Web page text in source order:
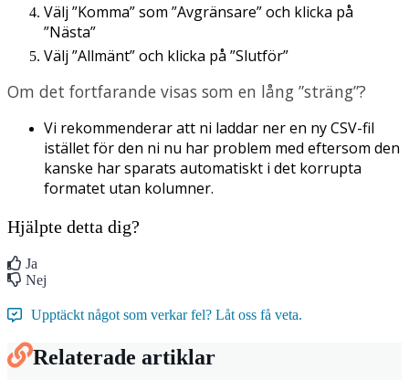
Välj ”Komma”som ”Avgränsare”och klicka på
”Nästa”
Välj ”Allmänt”och klicka på ”Slutför”
Om det fortfarande visas som en lång ”sträng”?
Vi rekommenderaratt ni laddar neren nyCSV-fil
iställetförden ni nu har problem med eftersom den
kanske harsparats automatiskt i det korrupta
formatet utan kolumner.
Hjälpte detta dig?
Ja
Nej
Upptäckt något som verkar fel? Låt oss få veta.
Relaterade artiklar